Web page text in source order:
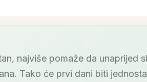
najviše pomaže da unaprijed
Tako će prvi dani biti